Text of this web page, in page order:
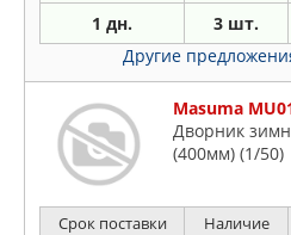
1 дн. 3 шт.
Другие
Masuma
Дворник
(400мм) (1/50)
Срок поставки Наличие